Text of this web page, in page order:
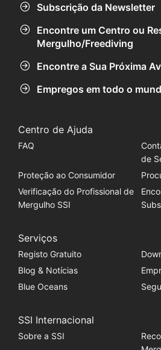
Subscrição da Newsletter
Encontre um Centro ou
Mergulho/Freediving
Encontre a Sua Próxima
Empregos em todo o
Centro de Ajuda
FAQ
de
Proteção ao Consumidor
Verificação do Profissional de
Mergulho SSI
Serviços
Registo Gratuito
Blog & Notícias
Blue Oceans
SSI Internacional
Sobre a SSI